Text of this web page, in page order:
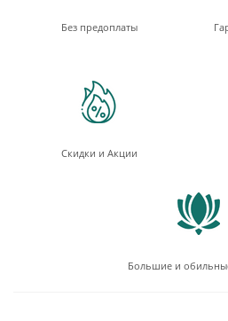
Без предоплаты
Скидки и Акции
Большие и